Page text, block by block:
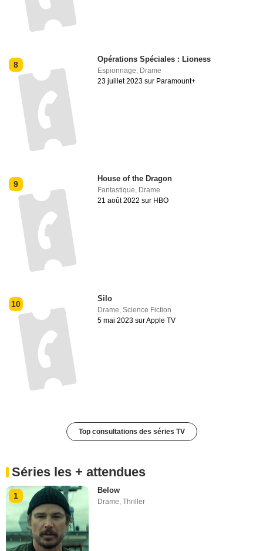
8
Opérations Spéciales : Lioness
Espionnage, Drame
23 juillet 2023 sur Paramount+
9
House of the Dragon
Fantastique, Drame
21 août 2022 sur HBO
10
Silo
Drame ,Science Fiction
5 mai 2023 sur Apple TV
Top consultations des séries TV
Séries les + attendues
1
Below
Drame,Thriller